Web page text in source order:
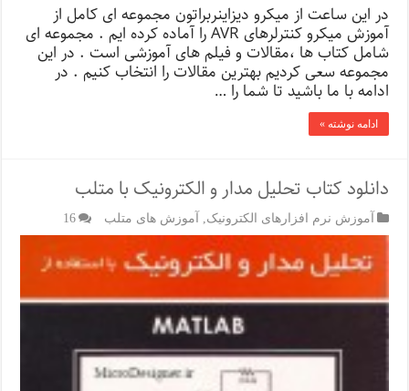
در این ساعت از میکرو دیزاینربراتون مجموعه ای کامل از
آموزش میکرو کنترلرهای AVR را آماده کرده ایم . مجموعه ای
شامل کتاب ها ،مقالات و فیلم های آموزشی است . در این
مجموعه سعی کردیم بهترین مقالات را انتخاب کنیم . در
ادامه با ما باشید تا شما را …
ادامه نوشته »
دانلود کتاب تحلیل مدار و الکترونیک با متلب
آموزش نرم افزارهای الکترونیک آموزش های متلب 16